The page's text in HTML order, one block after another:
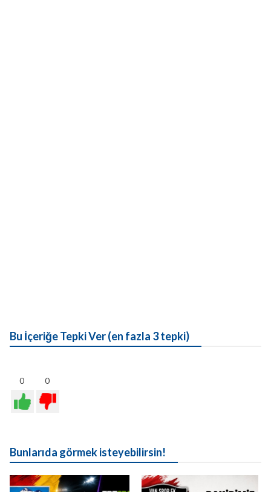
Bu İçeriğe Tepki Ver (en fazla 3 tepki)
0 0
Bunlarıda görmek isteyebilirsin!